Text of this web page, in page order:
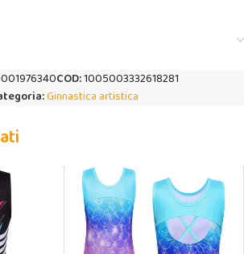
COD:1005003332618281
Ginnastica artistica